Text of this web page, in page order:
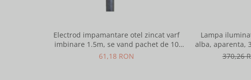
Electrod impamantare otel zincat varf
imbinare 1.5m, se vand pachet de 10
bucati
61,18 RON
Lampa
alba, aparenta,
370,26